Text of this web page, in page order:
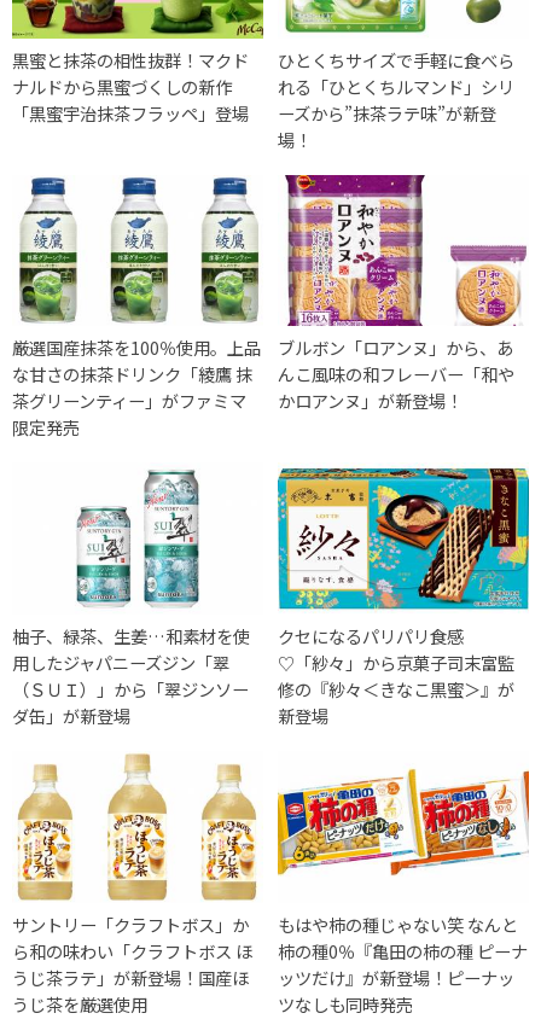
黒蜜と抹茶の相性抜群！マクド
ナルドから黒蜜づくしの新作
「黒蜜宇治抹茶フラッペ」登場
ひとくちサイズで手軽に食べら
れる「ひとくちルマンド」シリ
ーズから”抹茶ラテ味”が新登
場！
厳選国産抹茶を100％使用。上品
な甘さの抹茶ドリンク「綾鷹 抹
茶グリーンティー」がファミマ
限定発売
ブルボン「ロアンヌ」から、あ
んこ風味の和フレーバー「和や
かロアンヌ」が新登場！
柚子、緑茶、生姜…和素材を使
用したジャパニーズジン「翠
（ＳＵＩ）」から「翠ジンソー
ダ缶」が新登場
クセになるパリパリ食感
♡「紗々」から京菓子司末富監
修の『紗々＜きなこ黒蜜＞』が
新登場
サントリー「クラフトボス」か
ら和の味わい「クラフトボス ほ
うじ茶ラテ」が新登場！国産ほ
うじ茶を厳選使用
もはや柿の種じゃない笑 なんと
柿の種0％『亀田の柿の種 ピーナ
ッツだけ』が新登場！ピーナッ
ツなしも同時発売